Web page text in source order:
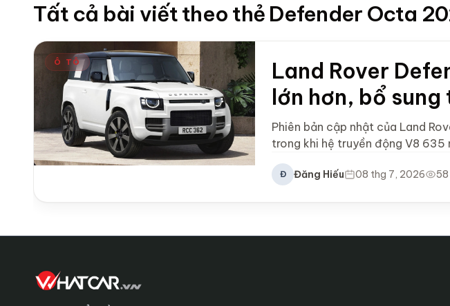
Tất cả bài viết theo thẻ Defender Octa
Ô TÔ
Land Rover
lớn hơn, bổ
Phiên bản cập nhật của Land
trong khi hệ truyền động V8 635
Đ Đăng Hiếu 08 thg 7, 2026 58